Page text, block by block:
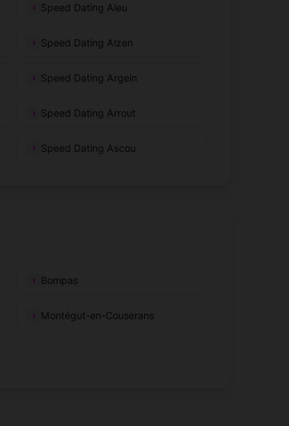
Speed Dating Aleu
Speed Dating Alzen
Speed Dating Argein
Speed Dating Arrout
Speed Dating Ascou
Bompas
Montégut-en-Couserans